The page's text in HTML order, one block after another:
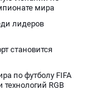
мира
лидеров
становится
по футболу FIFA
RGB